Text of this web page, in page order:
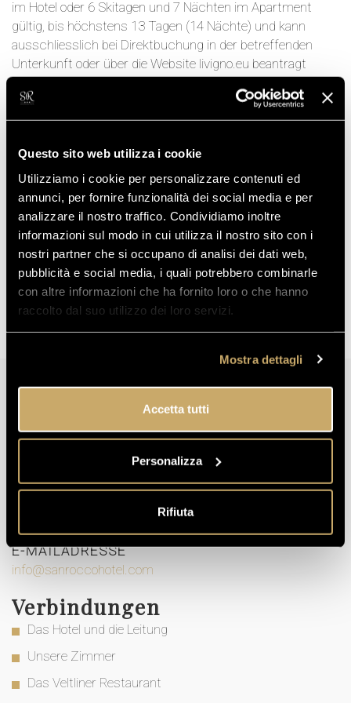
Questo sito web utilizza i cookie
Utilizziamo i cookie per personalizzare contenuti ed
annunci, per fornire funzionalità dei social media e per
analizzare il nostro traffico. Condividiamo inoltre
informazioni sul modo in cui utilizza il nostro sito con i
nostri partner che si occupano di analisi dei dati web,
pubblicità e social media, i quali potrebbero combinarle
con altre informazioni che ha fornito loro o che hanno
raccolto dal suo utilizzo dei loro servizi.
Mostra dettagli
Accetta tutti
Personalizza
Rifiuta
im Hotel oder 6 Skitagen und 7 Nächten im Apartment
gültig, bis höchstens 13 Tagen (14 Nächte) und kann
ausschliesslich bei Direktbuchung in der betreffenden
Unterkunft oder über die Website livigno.eu beantragt
Das Anbebot Skipass Free gilt nicht bei Buchung über
O.L.T.A. (Booking, Expedia, Venere, etc.), in diesem Fall kann
angebotenen Skipass zu haben.
ZURÜCK
Reservieren Sie jetzt
Ihr Zimmer
Es lohnt sich über unsere Website zu buchen,
Kontakt
Via Saroch 782 - 23041 Livigno (SO)
E-MAILADRESSE
info@sanroccohotel.com
Verbindungen
Das Hotel und die Leitung
Unsere Zimmer
Das Veltliner Restaurant